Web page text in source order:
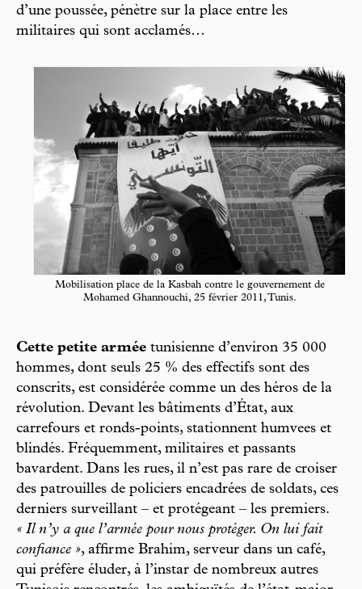
d’une poussée, pénètre sur la place entre les
militaires qui sont acclamés…
Mobilisation place de la Kasbah contre le gouvernement de
Mohamed Ghannouchi, 25 février 2011, Tunis.
Cette petite armée tunisienne d’environ 35 000
hommes, dont seuls 25 % des effectifs sont des
conscrits, est considérée comme un des héros de la
révolution. Devant les bâtiments d’État, aux
carrefours et ronds-points, stationnent humvees et
blindés. Fréquemment, militaires et passants
bavardent. Dans les rues, il n’est pas rare de croiser
des patrouilles de policiers encadrées de soldats, ces
derniers surveillant – et protégeant – les premiers.
« Il n’y a que l’armée pour nous protéger. On lui fait
confiance », affirme Brahim, serveur dans un café,
qui préfère éluder, à l’instar de nombreux autres